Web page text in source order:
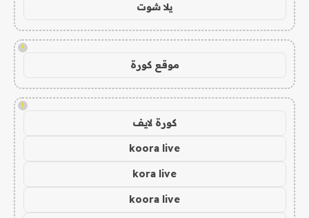
يلا شوت
!
موقع كورة
!
كورة لايف
koora live
kora live
koora live